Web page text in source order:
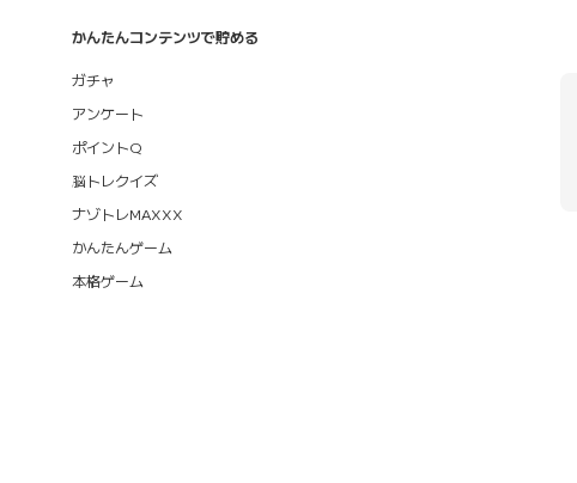
かんたんコンテンツで貯める
ガチャ
アンケート
ポイントQ
脳トレクイズ
ナゾトレMAXXX
かんたんゲーム
本格ゲーム